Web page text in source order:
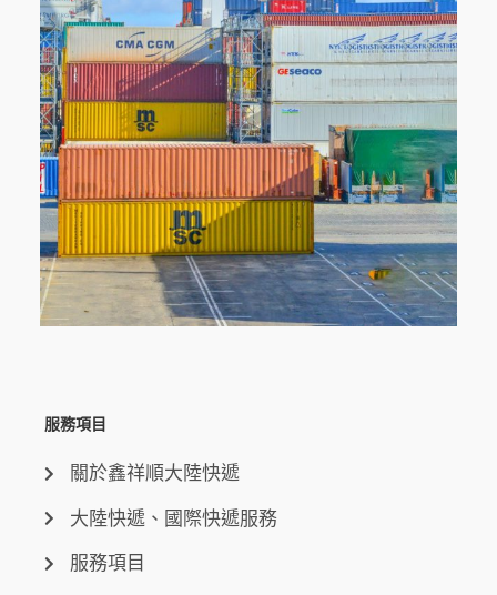
服務項目
關於鑫祥順大陸快遞
大陸快遞、國際快遞服務
服務項目